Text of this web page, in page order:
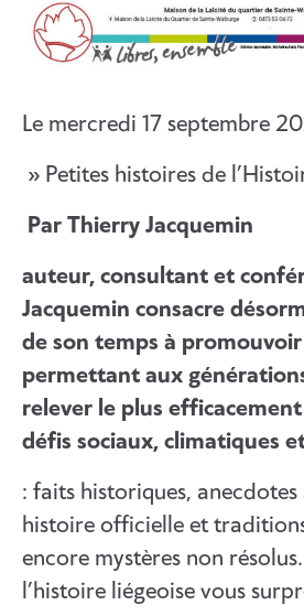
Le mercredi 17 septembre
» Petites histoires de
Par Thierry Jacquemin
auteur, consultant et
Jacquemin consacre
de son temps à
permettant aux
relever le plus
défis sociaux, climatiques
: faits historiques, anecdotes
histoire officielle et
encore mystères non
l’histoire liégeoise vous